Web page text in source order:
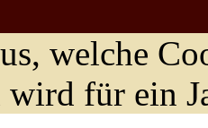
welche
für ein